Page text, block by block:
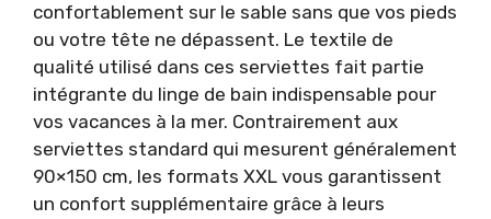
confortablement sur le sable sans que vos pieds
ou votre tête ne dépassent. Le textile de
qualité utilisé dans ces serviettes fait partie
intégrante du linge de bain indispensable pour
vos vacances à la mer. Contrairement aux
serviettes standard qui mesurent généralement
90×150 cm, les formats XXL vous garantissent
un confort supplémentaire grâce à leurs